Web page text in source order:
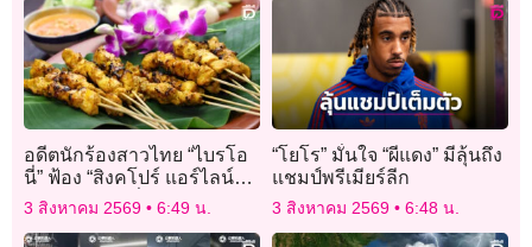
อดีตนักร้องสาวไทย “ไบรโอ
นี่” ฟ้อง “สิงคโปร์ แอร์ไลน์ส”
เศษไม้สะเต๊ะทิ่มคอ เส้นเสียง
3 สิงหาคม 2569 6:49 น.
“โยโร” มั่นใจ “ผีแดง” มีลุ้นถึง
แชมป์พรีเมียร์ลีก
3 สิงหาคม 2569 6:48 น.